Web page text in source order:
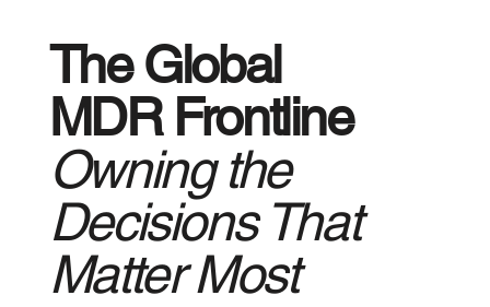
PAGO, 대한민국 일하기 좋은 기업 100대
기업 선정
The Global
MDR Frontline
Owning the
Decisions That
Matter Most